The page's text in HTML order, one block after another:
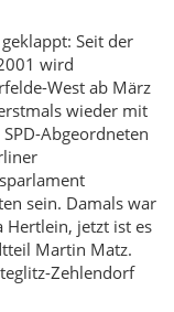
geklappt: Seit der
wird
West ab März
wieder mit
Abgeordneten
sein. Damals war
Hertlein, jetzt ist es
Martin Matz.
Zehlendorf